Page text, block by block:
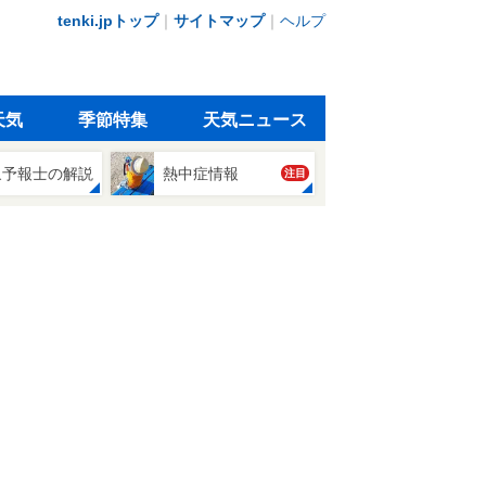
tenki.jpトップ｜ サイトマップ｜ ヘルプ
気 季節特集 天気ニュース
報士の解説 熱中症情報 注目